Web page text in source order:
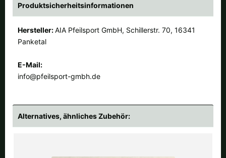
Produktsicherheitsinformationen
Hersteller:AIA Pfeilsport GmbH, Schillerstr. 70, 16341
Panketal
E-Mail:
info@pfeilsport-gmbh.de
Alternatives, ähnliches Zubehör: